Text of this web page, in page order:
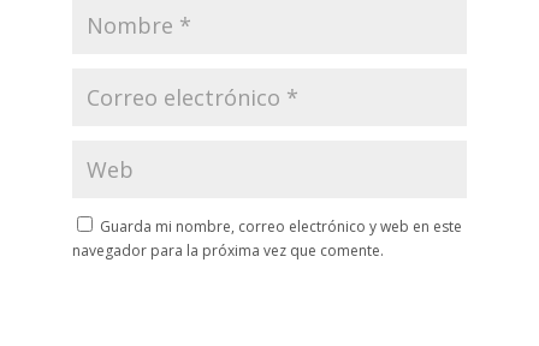
Guarda mi nombre, correo electrónico y web en este
navegador para la próxima vez que comente.